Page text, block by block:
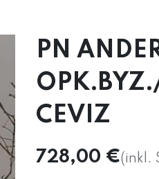
PN
CEVIZ
728,00 €(inkl.